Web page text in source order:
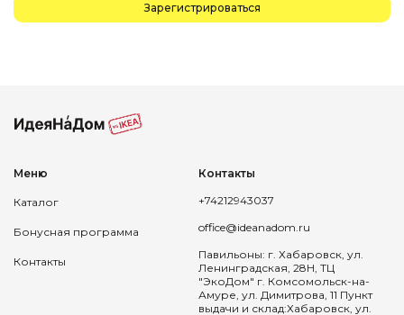
Зарегистрироваться
Меню
Каталог
Бонусная программа
Контакты
Контакты
+74212943037
office@ideanadom.ru
Павильоны: г. Хабаровск, ул.
Ленинградская, 28Н, ТЦ
"ЭкоДом" г. Комсомольск-на-
Амуре, ул. Димитрова, 11 Пункт
выдачи и склад:Хабаровск, ул.